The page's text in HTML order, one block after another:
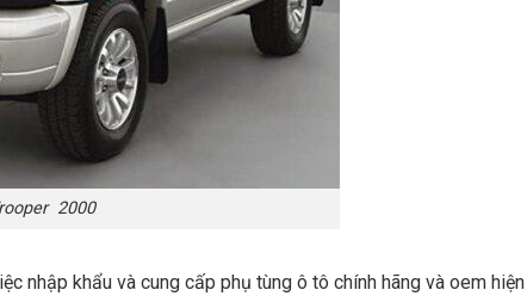
2000
nhập khẩu và cung cấp phụ tùng ô tô chính hãng và oem